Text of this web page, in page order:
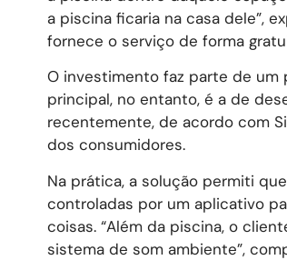
a piscina ficaria na casa dele”,
fornece o serviço de forma
O investimento faz parte de um
principal, no entanto, é a de
recentemente, de acordo com
dos consumidores.
Na prática, a solução permiti
controladas por um aplicativo
coisas. “Além da piscina, o
sistema de som ambiente”,